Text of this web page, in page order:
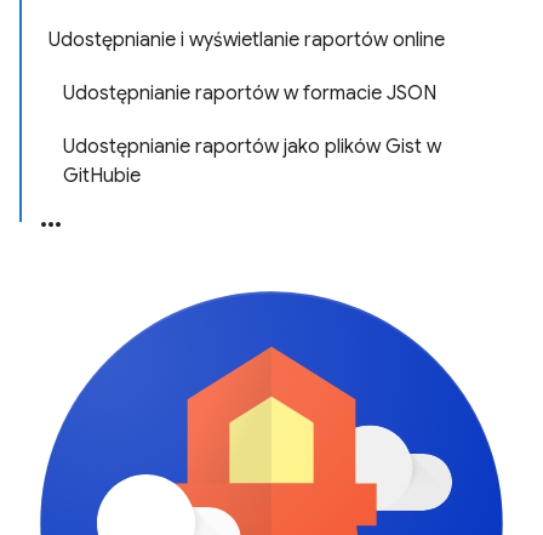
Udostępnianie i wyświetlanie raportów online
Udostępnianie raportów w formacie JSON
Udostępnianie raportów jako plików Gist w
GitHubie